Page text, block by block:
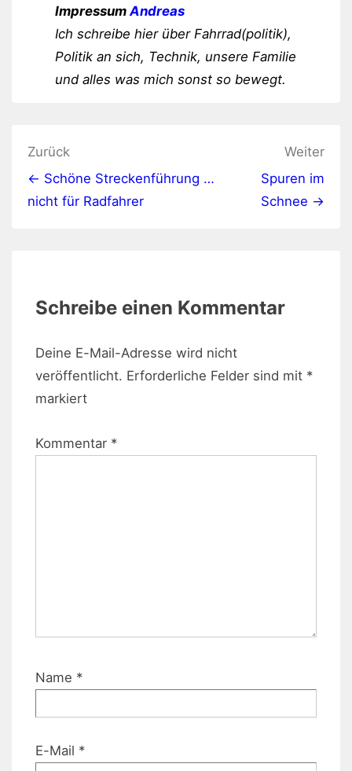
ImpressumAndreas
Ich schreibe hier über Fahrrad(politik),
Politik an sich, Technik, unsere Familie
und alles was mich sonst so bewegt.
Beitragsnavigation
Zurück
← Schöne Streckenführung …
nicht für Radfahrer
Weiter
Spuren im
Schnee →
Schreibe einen Kommentar
Deine E-Mail-Adresse wird nicht
veröffentlicht. Erforderliche Felder sind mit *
markiert
Kommentar *
Name *
E-Mail *